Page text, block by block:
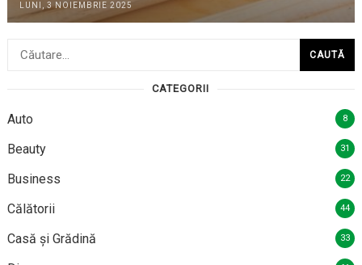
LUNI, 3 NOIEMBRIE 2025
Caută
CATEGORII
Auto 8
Beauty 31
Business 22
Călătorii 44
Casă și Grădină 33